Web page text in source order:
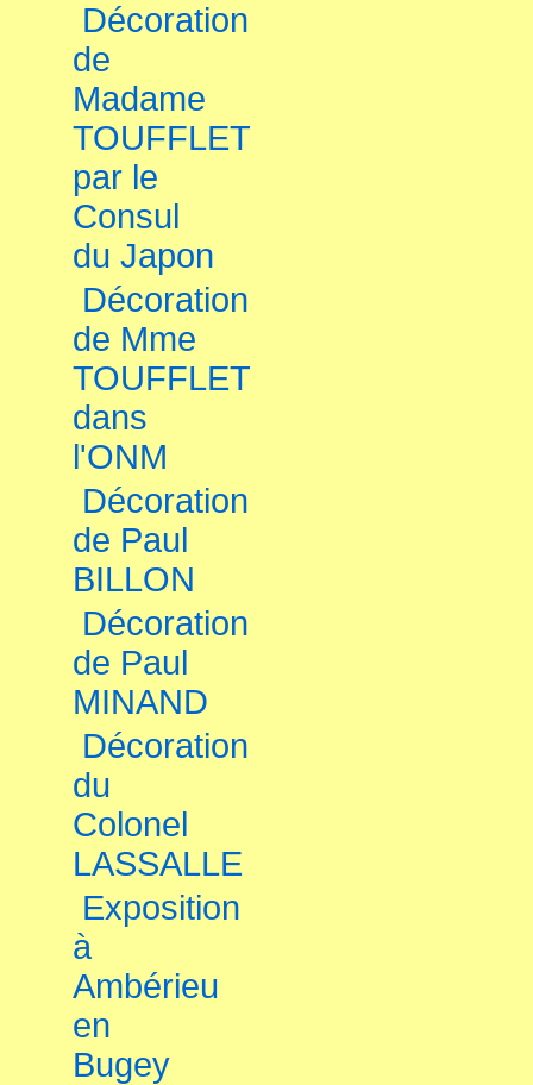
Décoration
de
Madame
TOUFFLET
par le
Consul
du Japon
Décoration
de Mme
TOUFFLET
dans
l'ONM
Décoration
de Paul
BILLON
Décoration
de Paul
MINAND
Décoration
du
Colonel
LASSALLE
Exposition
à
Ambérieu
en
Bugey